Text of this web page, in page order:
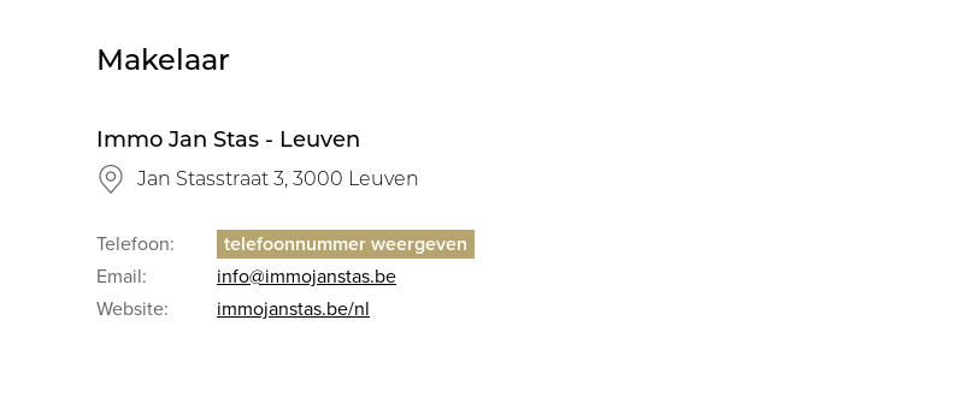
Makelaar
Immo Jan Stas - Leuven
Jan Stasstraat 3, 3000 Leuven
Telefoon:
Email:
info@immojanstas.be
Website:
immojanstas.be/nl